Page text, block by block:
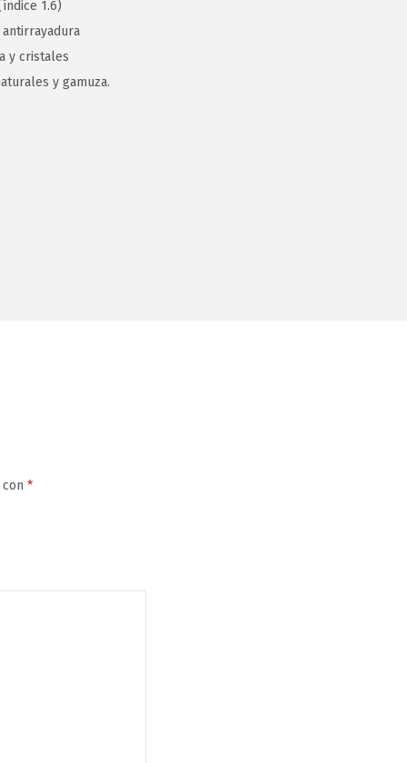
1.6)
y cristales
y gamuza.
*